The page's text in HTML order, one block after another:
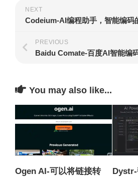
NEXT
Codeium-AI编程助手，智能编码
PREVIOUS
You may also like...
Ogen AI-可以将链接转